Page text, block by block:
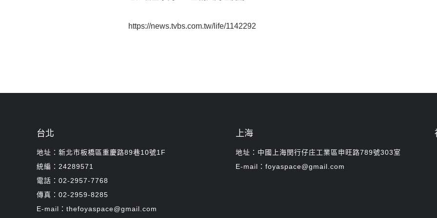
https://news.tvbs.com.tw/life/1142292
台北
地址：新北市板橋區重慶路89巷10號1F
統編：24289571
電話：02-2957-7768
傳真：02-2959-8285
E-mail：thefoyaspace@gmail.com
上海
地址：中國上海閔行仔庄工業區申旺路789號303室
E-mail：foyaspace@gmail.com